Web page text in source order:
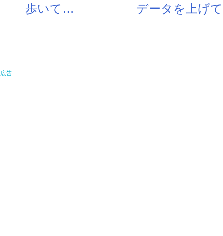
歩いて… データを上げて